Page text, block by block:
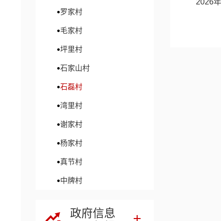
罗家村
毛家村
坪里村
石家山村
石磊村
湾里村
谢家村
杨家村
真节村
中牌村
政府信息